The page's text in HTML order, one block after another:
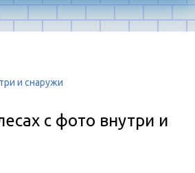
и снаружи
с фото внутри и